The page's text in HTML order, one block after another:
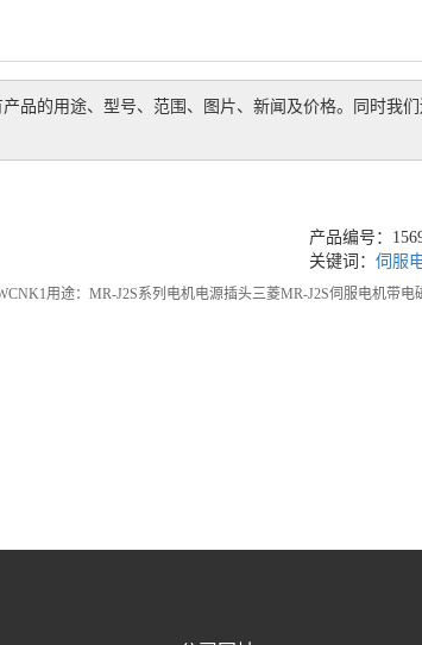
产品的用途、型号、范围、图片、新闻及价格。同时我
产品编号：
关键词： 伺服
用途：MR-J2S系列电机电源插头三菱MR-J2S伺服电机带